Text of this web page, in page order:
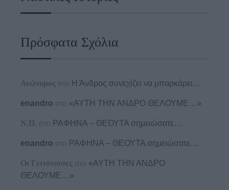
Πρόσφατα Σχόλια
Ανώνυμος στο Η Άνδρος συνεχίζει να μπαρκάρει…
enandro στο «ΑΥΤΗ ΤΗΝ ΑΝΔΡΟ ΘΕΛΟΥΜΕ…»
Ν.Π. στο ΡΑΦΗΝΑ – ΘΕΟΥΤΑ σημειώσατε…
enandro στο ΡΑΦΗΝΑ – ΘΕΟΥΤΑ σημειώσατε…
Οι Γειτόνισσες στο «ΑΥΤΗ ΤΗΝ ΑΝΔΡΟ
ΘΕΛΟΥΜΕ…»